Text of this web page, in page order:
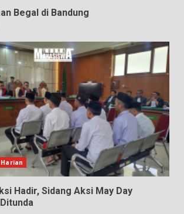
Begal di Bandung
Hadir, Sidang Aksi May Day